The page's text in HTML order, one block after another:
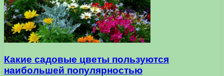
Какие садовые цветы пользуются
наибольшей популярностью